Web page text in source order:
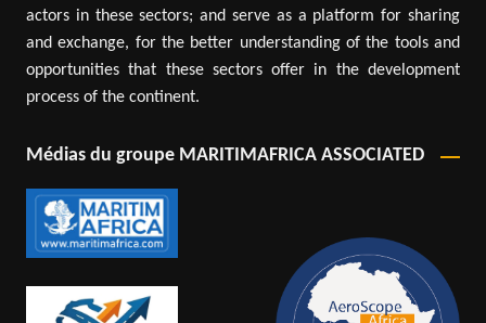
actors in these sectors; and serve as a platform for sharing
and exchange, for the better understanding of the tools and
opportunities that these sectors offer in the development
process of the continent.
Médias du groupe MARITIMAFRICA ASSOCIATED